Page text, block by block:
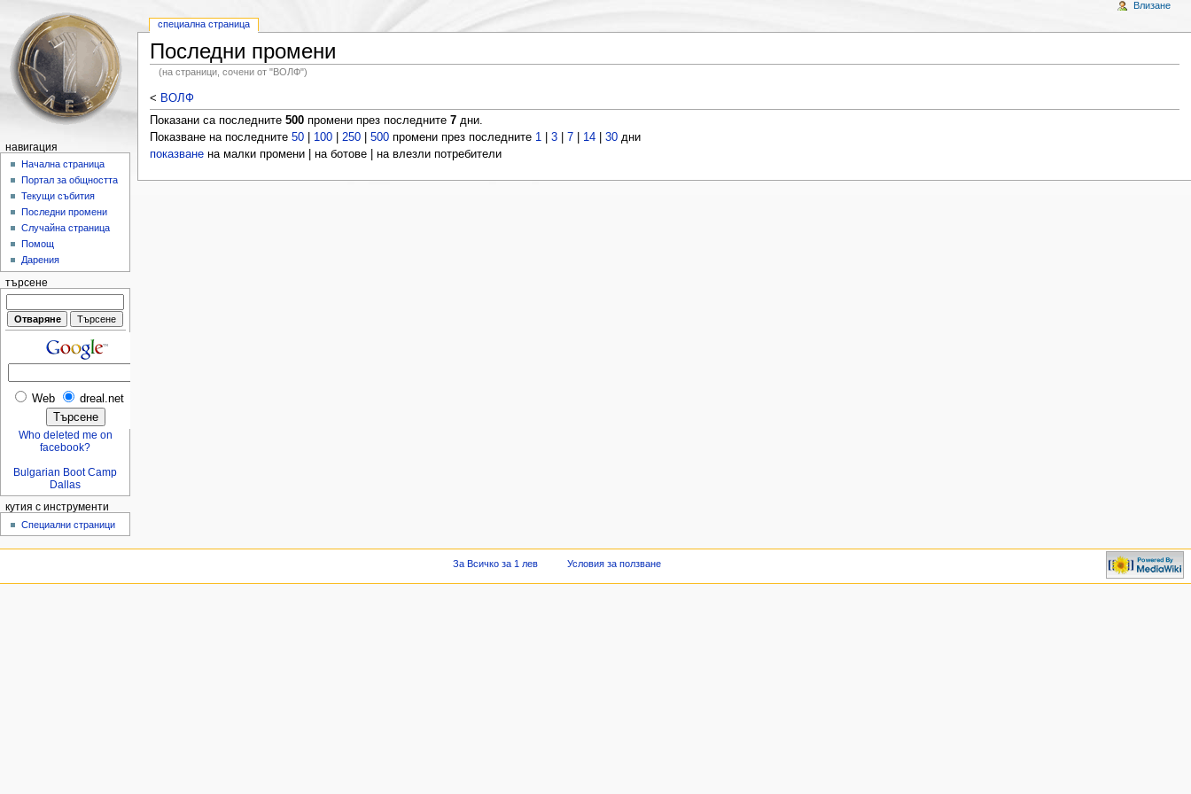
Последни промени
(на страници, сочени от "ВОЛФ")
< ВОЛФ
Показани са последните 500промени през последните 7дни.
Показване на последните 50| 100| 250| 500промени през последните 1| 3| 7| 14| 30дни
показванена малки промени | на ботове | на влезли потребители
специална страница
Влизане
навигация
Начална страница
Портал за общността
Текущи събития
Последни промени
Случайна страница
Помощ
Дарения
търсене
Web dreal.net
Who deleted me on
facebook?
Bulgarian Boot Camp
Dallas
кутия с инструменти
Специални страници
За Всичко за 1 лев Условия за ползване